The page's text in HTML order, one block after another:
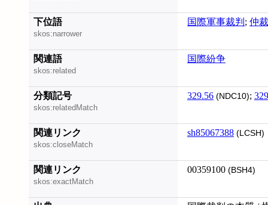
下位語
skos:narrower
国際軍事裁判 ; 仲
関連語
skos:related
国際紛争
分類記号
skos:relatedMatch
329.56 (NDC10);
関連リンク
skos:closeMatch
sh85067388 (LCSH)
関連リンク
skos:exactMatch
00359100 (BSH4)